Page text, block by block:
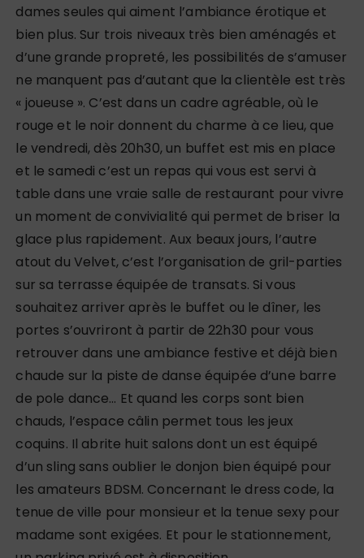
dames seules qui aiment l’ambiance érotique et
bien plus. Sur trois niveaux très bien aménagés et
d’une grande propreté, les possibilités de s’amuser
ne manquent pas d’autant que la clientèle est très
« joueuse ». C’est dans un cadre agréable, où le
rouge et le noir donnent du charme à ce lieu, que
le vendredi, dès 20h30, un buffet est mis en place
et le samedi c’est un repas qui vous est servi à
table dans une vraie salle de restaurant pour vivre
un moment de convivialité qui permet de briser la
glace plus rapidement. Aux beaux jours, l’autre
atout du Velvet, c’est l’organisation de gril-parties
sur sa terrasse équipée de transats. Si vous
souhaitez arriver après le buffet ou le dîner, les
portes s’ouvriront à partir de 22h30 pour vous
retrouver dans une ambiance festive et déjà bien
chaude sur la piste de danse équipée d’une barre
de pole dance… Et quand les corps sont bien
chauds, l’espace câlin permet tous les jeux
coquins. Il abrite huit salons dont un est équipé
d’un sling sans oublier le donjon bien équipé pour
les amateurs BDSM. Concernant le dress code, la
tenue de ville pour monsieur et la tenue sexy pour
madame sont exigées. Et pour le stationnement,